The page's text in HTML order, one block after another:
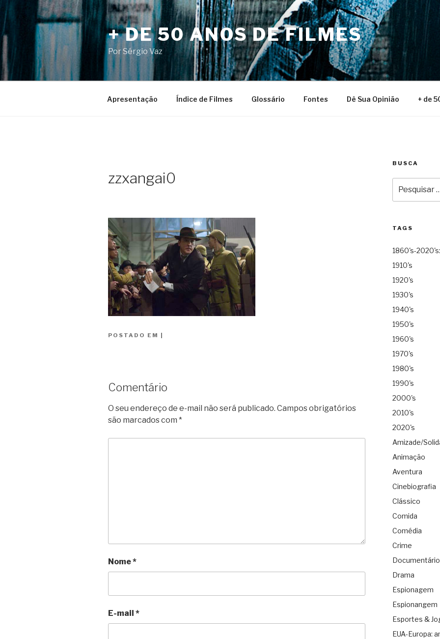
para
o
conteúdo
+ DE 50 ANOS DE FILMES
Por Sérgio Vaz
Apresentação Índice de Filmes Glossário Fontes Dê Sua Opinião + de
zzxangai0
POSTADO EM |
Comentário
O seu endereço de e-mail não será publicado. Campos obrigatórios
são marcados com *
Nome*
E-mail *
BUSCA
por:
TAGS
1860's-
1910's
1920's
1930's
1940's
1950's
1960's
1970's
1980's
1990's
2000's
2010's
2020's
Amizade/
Animação
Aventura
Cinebiografia
Clássico
Comida
Comédia
Crime
Documentário
Drama
Espionagem
Espionangem
Esportes &
EUA-Europa: